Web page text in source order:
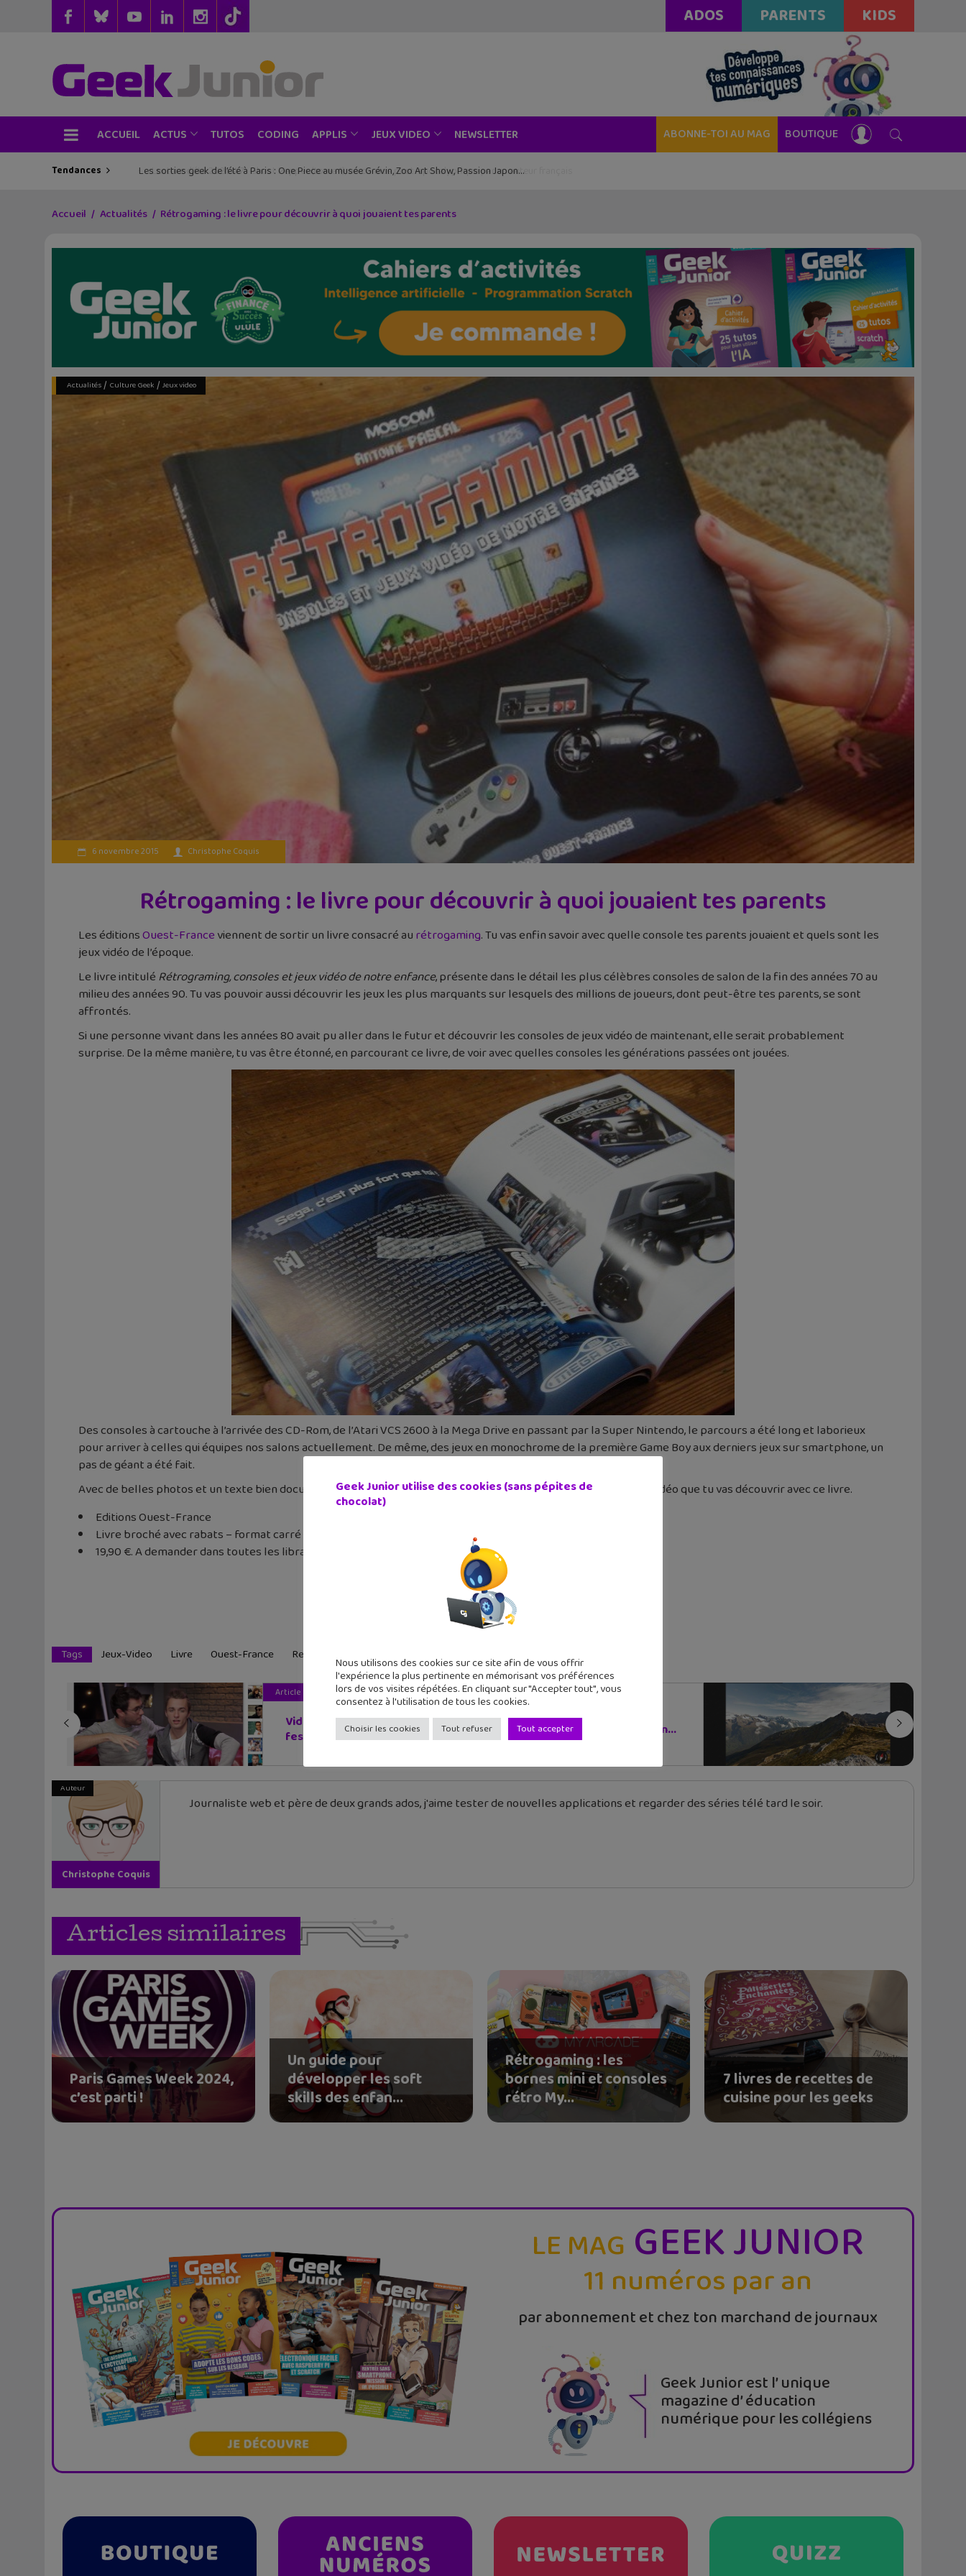
ADOS PARENTS KIDS
ACCUEIL ACTUS TUTOS CODING APPLIS JEUX VIDEO NEWSLETTER ABONNE-TOI AU MAG BOUTIQUE
Tendances Les sorties geek de l’été à Paris : One Piece au musée Grévin, Zoo Art Show, Passion Japon…
Accueil Actualités Rétrogaming : le livre pour découvrir à quoi jouaient tes parents
Actualités/ Culture Geek / Jeux video
6 novembre 2015 Christophe Coquis
Rétrogaming : le livre pour découvrir à quoi jouaient tes parents
Les éditionsOuest-Franceviennent de sortir un livre consacré aurétrogaming. Tu vas enfin savoir avec quelle console tes parents jouaient et quels sont les
jeux vidéo de l’époque.
Le livre intituléRétrograming, consoles et jeux vidéo de notre enfance, présente dans le détail les plus célèbres consoles de salon de la fin des années 70 au
milieu des années 90. Tu vas pouvoir aussi découvrir les jeux les plus marquants sur lesquels des millions de joueurs, dont peut-être tes parents, se sont
affrontés.
Si une personne vivant dans les années 80 avait pu aller dans le futur et découvrir les consoles de jeux vidéo de maintenant, elle serait probablement
surprise. De la même manière, tu vas être étonné, en parcourant ce livre, de voir avec quelles consoles les générations passées ont jouées.
Des consoles à cartouche à l’arrivée des CD-Rom, de l’Atari VCS 2600 à la Mega Drive en passant par la Super Nintendo, le parcours a été long et laborieux
pour arriver à celles qui équipes nos salons actuellement. De même, des jeux en monochrome de la première Game Boy aux derniers jeux sur smartphone, un
pas de géant a été fait.
Avec de belles photos et un texte bien documenté mais jamais ennuyeux, c’est tout un pan de l’histoire des jeux vidéo que tu vas découvrir avec ce livre.
Editions Ouest-France
Livre broché avec rabats – format carré 22,5 cm x 22, 5 cm – 120 pages – 150 photos –
19,90 €. A demander dans toutes les librairies.
Tags Jeux-Video Livre Ouest-France Retrogaming
Article précédent
Video City 2015 Paris, le
festival...
Article suivant
L'univers du «Seigneur des An...
Auteur
Christophe Coquis
Journaliste web et père de deux grands ados, j'aime tester de nouvelles applications et regarder des séries télé tard le soir.
Articles similaires
Paris Games Week 2024,
c’est parti !
Un guide pour
développer les soft
skills des enfan...
Rétrogaming : les
bornes mini et consoles
rétro My...
7 livres de recettes de
cuisine pour les geeks
LE MAG GEEK JUNIOR
11 numéros par an
par abonnement et chez ton marchand de journaux
Geek Junior est l’ unique
magazine d’ éducation
numérique pour les collégiens
Geek Junior utilise des cookies (sans pépites de
chocolat)
Nous utilisons des cookies sur ce site afin de vous offrir
l'expérience la plus pertinente en mémorisant vos préférences
lors de vos visites répétées. En cliquant sur "Accepter tout", vous
consentez à l'utilisation de tous les cookies.
Choisir les cookies Tout refuser Tout accepter